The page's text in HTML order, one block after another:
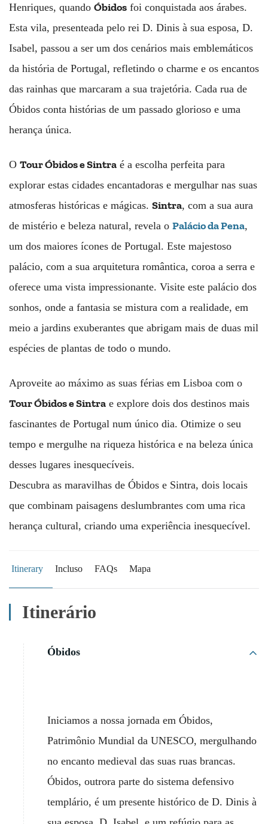
Henriques, quando Óbidos foi conquistada aos árabes.
Esta vila, presenteada pelo rei D. Dinis à sua esposa, D.
Isabel, passou a ser um dos cenários mais emblemáticos
da história de Portugal, refletindo o charme e os encantos
das rainhas que marcaram a sua trajetória. Cada rua de
Óbidos conta histórias de um passado glorioso e uma
herança única.
O Tour Óbidos e Sintra é a escolha perfeita para
explorar estas cidades encantadoras e mergulhar nas suas
atmosferas históricas e mágicas. Sintra, com a sua aura
de mistério e beleza natural, revela o Palácio da Pena,
um dos maiores ícones de Portugal. Este majestoso
palácio, com a sua arquitetura romântica, coroa a serra e
oferece uma vista impressionante. Visite este palácio dos
sonhos, onde a fantasia se mistura com a realidade, em
meio a jardins exuberantes que abrigam mais de duas mil
espécies de plantas de todo o mundo.
Aproveite ao máximo as suas férias em Lisboa com o
Tour Óbidos e Sintra e explore dois dos destinos mais
fascinantes de Portugal num único dia. Otimize o seu
tempo e mergulhe na riqueza histórica e na beleza única
desses lugares inesquecíveis.
Descubra as maravilhas de Óbidos e Sintra, dois locais
que combinam paisagens deslumbrantes com uma rica
herança cultural, criando uma experiência inesquecível.
Itinerary Incluso FAQs Mapa
Itinerário
Óbidos
Iniciamos a nossa jornada em Óbidos,
Patrimônio Mundial da UNESCO, mergulhando
no encanto medieval das suas ruas brancas.
Óbidos, outrora parte do sistema defensivo
templário, é um presente histórico de D. Dinis à